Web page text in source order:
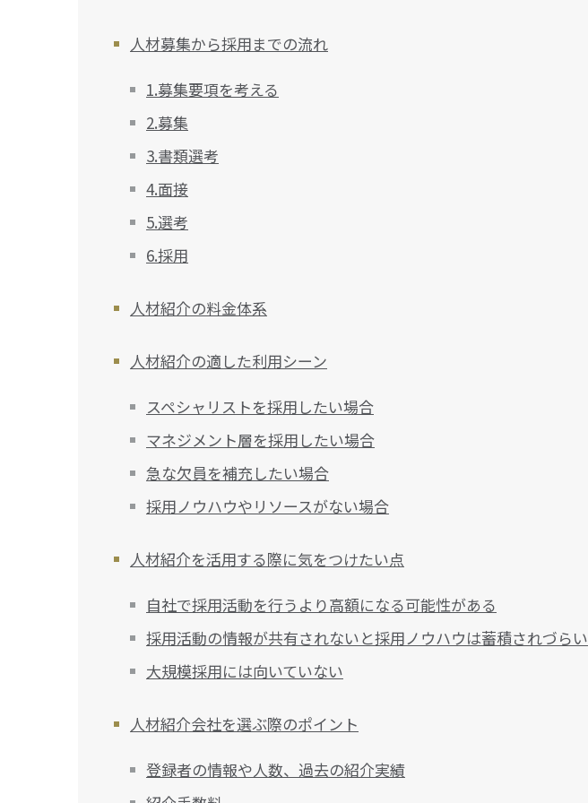
人材募集から採用までの流れ
1.募集要項を考える
2.募集
3.書類選考
4.面接
5.選考
6.採用
人材紹介の料金体系
人材紹介の適した利用シーン
スペシャリストを採用したい場合
マネジメント層を採用したい場合
急な欠員を補充したい場合
採用ノウハウやリソースがない場合
人材紹介を活用する際に気をつけたい点
自社で採用活動を行うより高額になる可能性がある
採用活動の情報が共有されないと採用ノウハウは蓄積されづらい
大規模採用には向いていない
人材紹介会社を選ぶ際のポイント
登録者の情報や人数、過去の紹介実績